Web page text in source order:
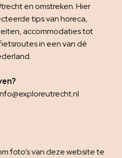
en omstreken. Hier
tips van horeca,
accommodaties tot
in een van dé
foto’s van deze website te